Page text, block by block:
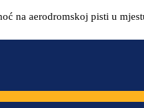
na aerodromskoj pisti u